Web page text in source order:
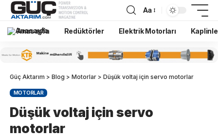
Aa
Anasayfa Redüktörler Elektrik Motorları
Güç Aktarım > Blog > Motorlar > Düşük voltaj için servo motorlar
MOTORLAR
Düşük voltaj için servo
motorlar